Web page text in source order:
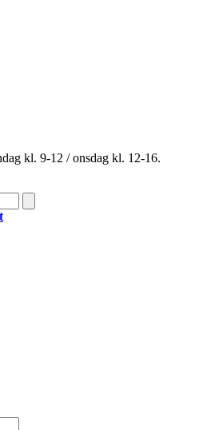
kl. 9-12 / onsdag kl. 12-16.